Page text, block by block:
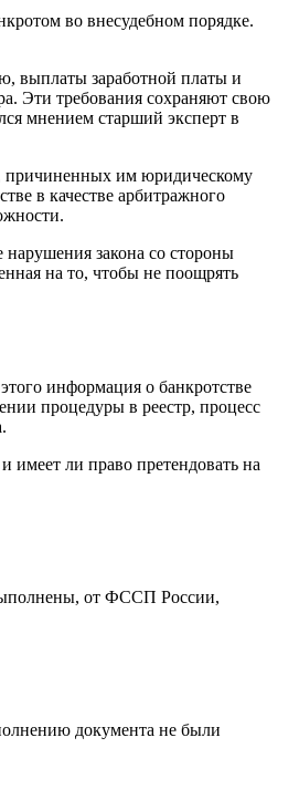
во внесудебном порядке.
выплаты заработной платы и
Эти требования сохраняют свою
мнением старший эксперт в
причиненных им юридическому
в качестве арбитражного
нарушения закона со стороны
на то, чтобы не поощрять
информация о банкротстве
процедуры в реестр, процесс
ли право претендовать на
от ФССП России,
документа не были